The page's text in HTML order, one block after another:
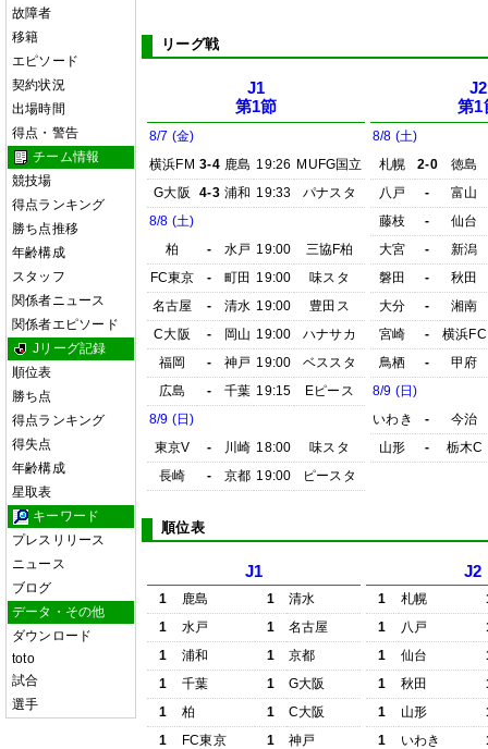
故障者
移籍
エピソード
契約状況
出場時間
得点・警告
チーム情報
競技場
得点ランキング
勝ち点推移
年齢構成
スタッフ
関係者ニュース
関係者エピソード
Jリーグ記録
順位表
勝ち点
得点ランキング
得失点
年齢構成
星取表
キーワード
プレスリリース
ニュース
ブログ
データ・その他
ダウンロード
toto
試合
選手
リーグ戦
J1
第1節
8/7 (金)
横浜FM 3-4 鹿島 19:26 MUFG国立
G大阪
4-3 浦和 19:33
パナスタ
8/8 (土)
柏
- 水戸 19:00
三協F柏
FC東京
- 町田 19:00
味スタ
名古屋
- 清水 19:00
豊田ス
C大阪
- 岡山 19:00
ハナサカ
福岡
- 神戸 19:00
ベススタ
広島
- 千葉 19:15
Eピース
8/9 (日)
東京V
- 川崎 18:00
味スタ
長崎
- 京都 19:00 ピースタ
J2
第1
8/8 (土)
札幌
2-0
徳島
八戸
-
富山
藤枝
-
仙台
大宮
-
新潟
磐田
-
秋田
大分
-
湘南
宮崎
-
横浜FC
鳥栖
-
甲府
8/9 (日)
いわき
-
今治
山形
- 栃木C
順位表
J1
1 鹿島 1
清水
1
水戸 1
名古屋
1
浦和 1
京都
1
千葉 1
G大阪
1
柏 1
C大阪
1
FC東京 1
神戸
J2
1 札幌
1
八戸
1
仙台
1
秋田
1
山形
1
いわき